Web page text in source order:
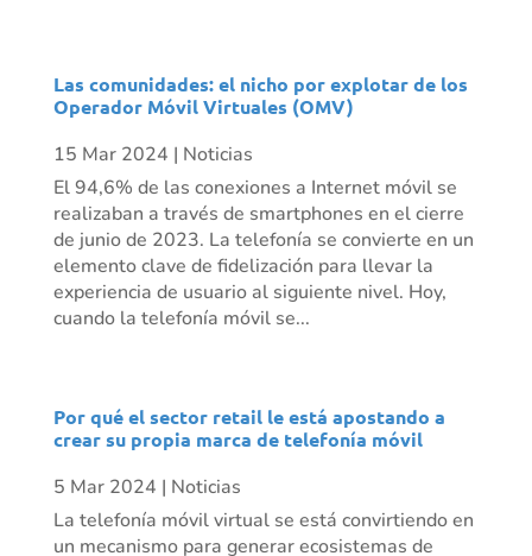
Las comunidades: el nicho por explotar de los
Operador Móvil Virtuales (OMV)
15 Mar 2024 | Noticias
El 94,6% de las conexiones a Internet móvil se
realizaban a través de smartphones en el cierre
de junio de 2023. La telefonía se convierte en un
elemento clave de fidelización para llevar la
experiencia de usuario al siguiente nivel. Hoy,
cuando la telefonía móvil se...
Por qué el sector retail le está apostando a
crear su propia marca de telefonía móvil
5 Mar 2024 | Noticias
La telefonía móvil virtual se está convirtiendo en
un mecanismo para generar ecosistemas de